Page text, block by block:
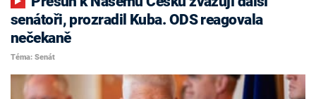
senátoři, prozradil Kuba. ODS reagovala
nečekaně
Téma: Senát